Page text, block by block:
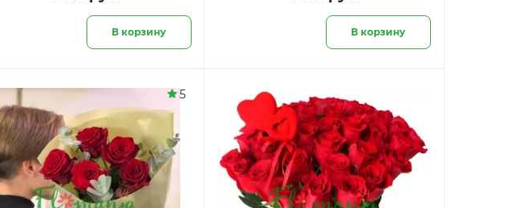
В корзину В корзину
5